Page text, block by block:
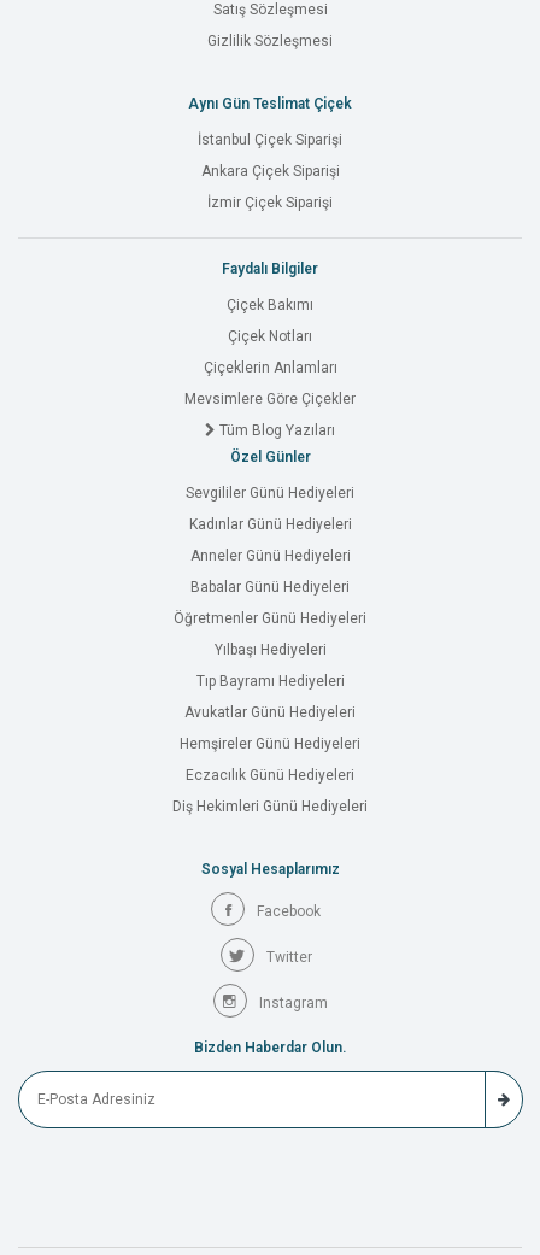
Satış Sözleşmesi
Gizlilik Sözleşmesi
Aynı Gün Teslimat Çiçek
İstanbul Çiçek Siparişi
Ankara Çiçek Siparişi
İzmir Çiçek Siparişi
Faydalı Bilgiler
Çiçek Bakımı
Çiçek Notları
Çiçeklerin Anlamları
Mevsimlere Göre Çiçekler
Tüm Blog Yazıları
Özel Günler
Sevgililer Günü Hediyeleri
Kadınlar Günü Hediyeleri
Anneler Günü Hediyeleri
Babalar Günü Hediyeleri
Öğretmenler Günü Hediyeleri
Yılbaşı Hediyeleri
Tıp Bayramı Hediyeleri
Avukatlar Günü Hediyeleri
Hemşireler Günü Hediyeleri
Eczacılık Günü Hediyeleri
Diş Hekimleri Günü Hediyeleri
Sosyal Hesaplarımız
Facebook
Twitter
Instagram
Bizden Haberdar Olun.